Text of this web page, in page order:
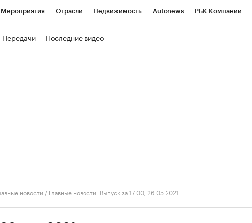
Мероприятия Отрасли Недвижимость Autonews РБК Компании
Передачи Последние видео
новости / Главные новости. Выпуск за 17:00, 26.05.2021